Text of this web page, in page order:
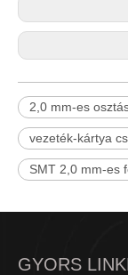
2,0 mm-es
vezeték-kártya
SMT 2,0 mm-es
GYORS